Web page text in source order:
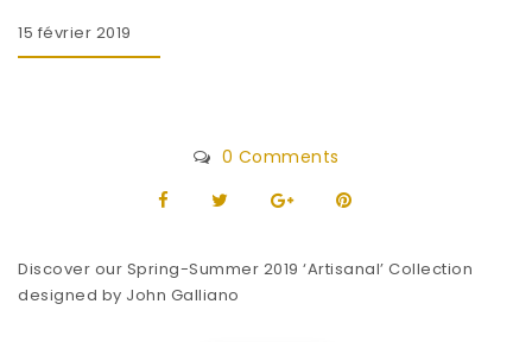
15 février 2019
0 Comments
Discover our Spring-Summer 2019 ‘Artisanal’ Collection
designed by John Galliano